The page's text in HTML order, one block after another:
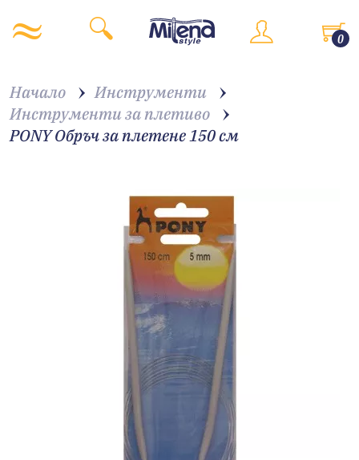
0
Начало
Инструменти
Инструменти за плетиво
PONY Обръч за плетене 150 см